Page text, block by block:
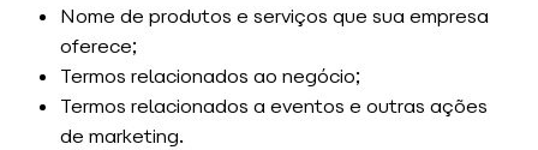
Nome de produtos e serviços que sua empresa
oferece;
Termos relacionados ao negócio;
Termos relacionados a eventos e outras ações
de marketing.